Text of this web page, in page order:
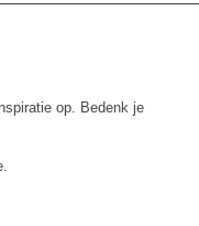
op. Bedenk je